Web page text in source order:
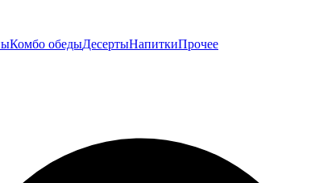
Комбо обедыДесертыНапиткиПрочее